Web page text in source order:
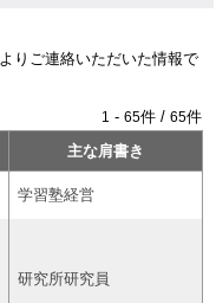
りご連絡いただいた情報で
1 - 65件 / 65件
主な肩書き
学習塾経営
研究所研究員